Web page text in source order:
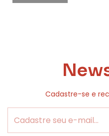
Cadastre-se e